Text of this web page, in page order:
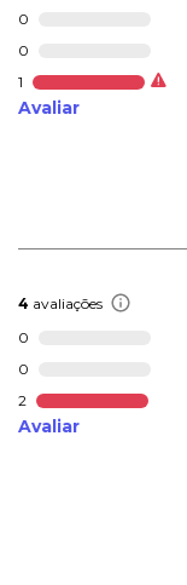
0
0
1
Avaliar
4 avaliações
0
0
2
Avaliar